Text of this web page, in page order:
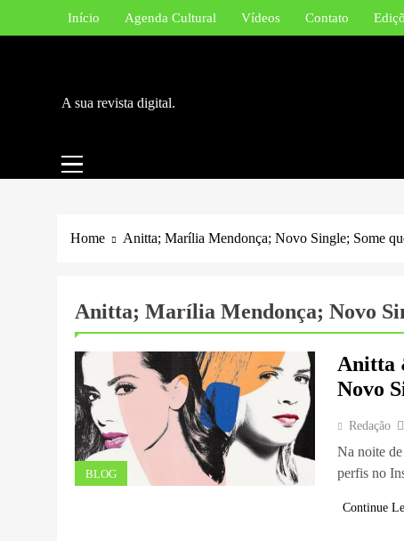
Início Agenda Cultural Vídeos Contato
A sua revista digital.
Home Anitta; Marília Mendonça; Novo Single; Some
Anitta; Marília Mendonça; Novo
BLOG
Anitta
Novo
Redação
Na noite
perfis no
Continue